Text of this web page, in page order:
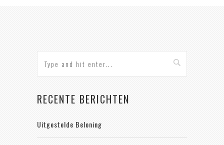
RECENTE BERICHTEN
Uitgestelde Beloning